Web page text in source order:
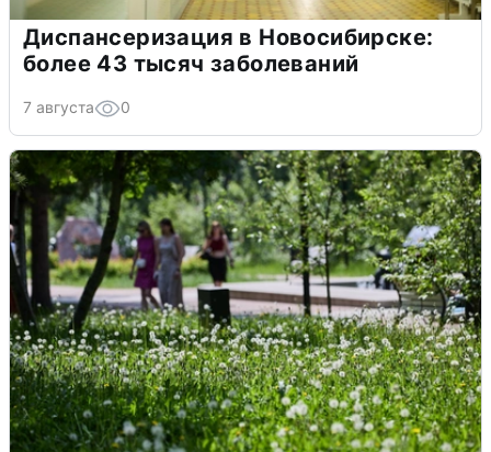
Диспансеризация в Новосибирске:
более 43 тысяч заболеваний
7 августа 0